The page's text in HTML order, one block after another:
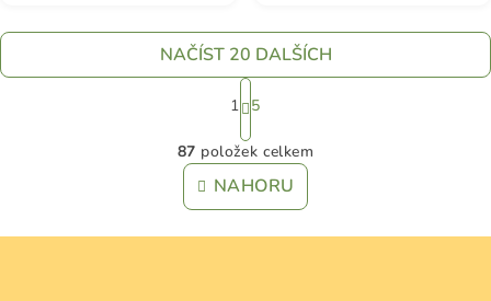
z
hvězdiček.
O
v
l
á
d
NAČÍST 20 DALŠÍCH
S
t
r
á
n
k
o
v
1 5
87 položek celkem
NAHORU